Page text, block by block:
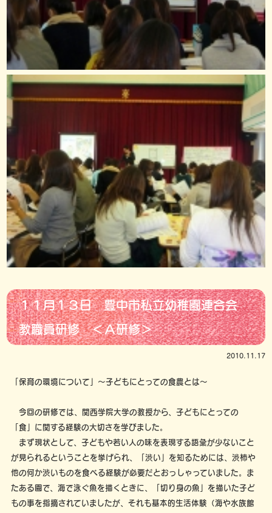
１１月１３日 豊中市私立幼稚園連合会
教職員研修 ＜Ａ研修＞
2010.11.17
「保育の環境について」～子どもにとっての食農とは～
今回の研修では、関西学院大学の教授から、子どもにとっての
「食」に関する経験の大切さを学びました。
まず現状として、子どもや若い人の味を表現する語彙が少ないこと
が見られるということを挙げられ、「渋い」を知るためには、渋柿や
他の何か渋いものを食べる経験が必要だとおっしゃっていました。ま
たある園で、海で泳ぐ魚を描くときに、「切り身の魚」を描いた子ど
もの事を指摘されていましたが、それも基本的生活体験（海や水族館